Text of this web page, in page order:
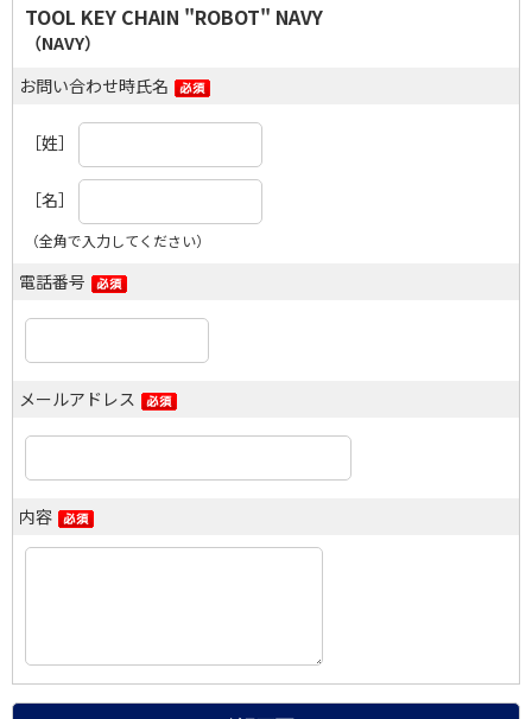
TOOL KEY CHAIN "ROBOT" NAVY
（NAVY）
お問い合わせ時氏名
［姓］
［名］
（全角で入力してください）
電話番号
メールアドレス
内容